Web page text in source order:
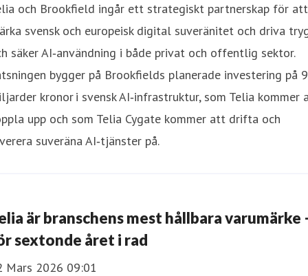
och Brookfield ingår ett strategiskt partnerskap för att
svensk och europeisk digital suveränitet och driva
säker AI‑användning i både privat och offentlig sektor.
bygger på Brookfields planerade investering på
kronor i svensk AI‑infrastruktur, som Telia kommer
upp och som Telia Cygate kommer att drifta och
suveräna AI‑tjänster på.
är branschens mest hållbara varumärke
sextonde året i rad
Mars 2026 09:01